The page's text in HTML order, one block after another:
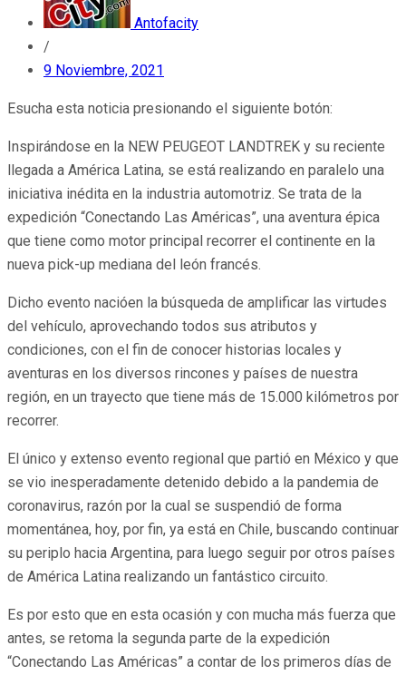
Antofacity
/
9 Noviembre, 2021
Esucha esta noticia presionando el siguiente botón:
Inspirándose en la NEW PEUGEOT LANDTREK y su reciente
llegada a América Latina, se está realizando en paralelo una
iniciativa inédita en la industria automotriz. Se trata de la
expedición “Conectando Las Américas”, una aventura épica
que tiene como motor principal recorrer el continente en la
nueva pick-up mediana del león francés.
Dicho evento nacióen la búsqueda de amplificar las virtudes
del vehículo, aprovechando todos sus atributos y
condiciones, con el fin de conocer historias locales y
aventuras en los diversos rincones y países de nuestra
región, en un trayecto que tiene más de 15.000 kilómetros por
recorrer.
El único y extenso evento regional que partió en México y que
se vio inesperadamente detenido debido a la pandemia de
coronavirus, razón por la cual se suspendió de forma
momentánea, hoy, por fin, ya está en Chile, buscando continuar
su periplo hacia Argentina, para luego seguir por otros países
de América Latina realizando un fantástico circuito.
Es por esto que en esta ocasión y con mucha más fuerza que
antes, se retoma la segunda parte de la expedición
“Conectando Las Américas” a contar de los primeros días de